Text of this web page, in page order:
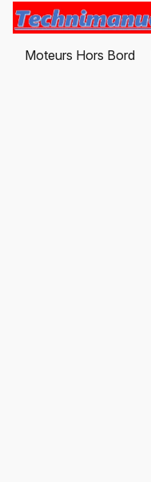
Moteurs Hors Bord